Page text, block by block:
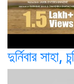
দুর্নিবার সাহা,